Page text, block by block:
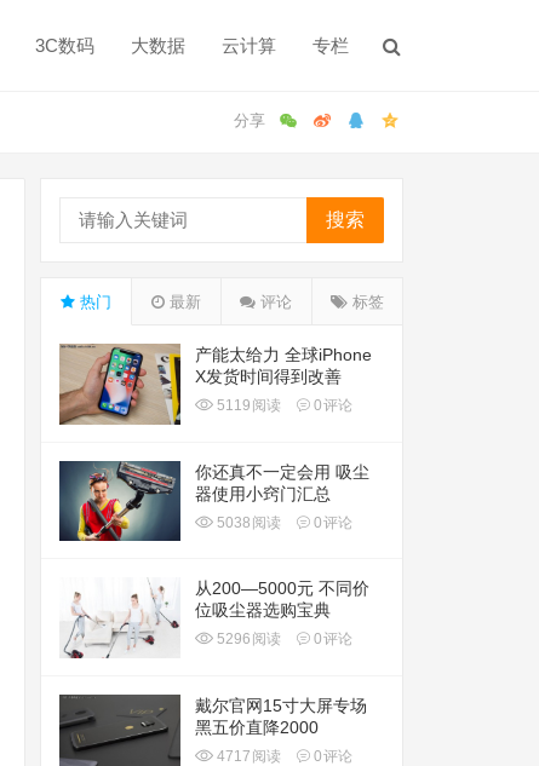
3C数码 大数据 云计算 专栏
搜索
热门 最新 评论 标签
产能太给力 全球iPhone
X发货时间得到改善
5119 阅读 0评论
你还真不一定会用 吸尘
器使用小窍门汇总
5038 阅读 0评论
从200—5000元 不同价
位吸尘器选购宝典
5296 阅读 0评论
戴尔官网15寸大屏专场
黑五价直降2000
4717 阅读 0评论